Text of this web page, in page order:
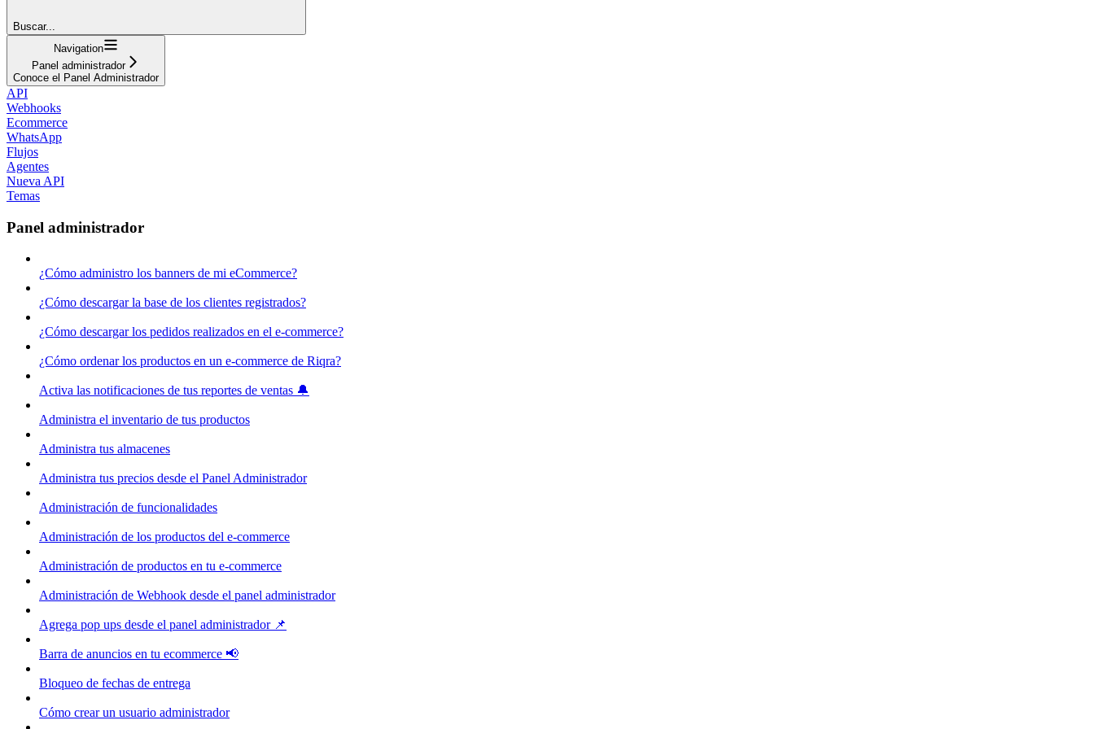
Buscar...
Navigation
Panel administrador
Conoce el Panel Administrador
API
Webhooks
Ecommerce
WhatsApp
Flujos
Agentes
Nueva API
Temas
Panel administrador
¿Cómo administro los banners de mi eCommerce?
¿Cómo descargar la base de los clientes registrados?
¿Cómo descargar los pedidos realizados en el e-commerce?
¿Cómo ordenar los productos en un e-commerce de Riqra?
Activa las notificaciones de tus reportes de ventas 🔔
Administra el inventario de tus productos
Administra tus almacenes
Administra tus precios desde el Panel Administrador
Administración de funcionalidades
Administración de los productos del e-commerce
Administración de productos en tu e-commerce
Administración de Webhook desde el panel administrador
Agrega pop ups desde el panel administrador 📌
Barra de anuncios en tu ecommerce 📢
Bloqueo de fechas de entrega
Cómo crear un usuario administrador